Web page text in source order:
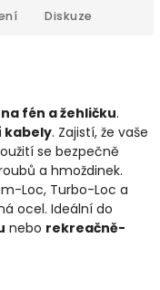
Diskuze
na fén a žehličku.
kabely. Zajistí, že vaše
se bezpečně
a hmoždinek.
Loc, Turbo-Loc a
ocel. Ideální do
nebo rekreačně-